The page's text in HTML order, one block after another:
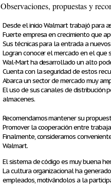
Observaciones, propuestas y
Desde el inicio Walmart trabajó para
Fuerte empresa en crecimiento que
Sus técnicas para la entrada a
Logran conocer el mercado en el que
Wal-Mart ha desarrollado un alto
Cuenta con la seguridad de estos
Abarca un sector de mercado muy
El uso de sus canales de distribución
almacenes.
Recomendamos mantener su
Promover la cooperación entre
Finalmente, consideramos
Walmart.
El sistema de código es muy buena
La cultura organizacional ha
empleados, motivándolos a la